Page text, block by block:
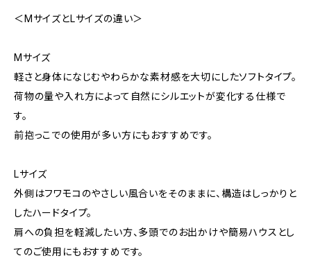
＜MサイズとLサイズの違い＞
Mサイズ
軽さと身体になじむやわらかな素材感を大切にしたソフトタイプ。
荷物の量や入れ方によって自然にシルエットが変化する仕様で
す。
前抱っこでの使用が多い方にもおすすめです。
Lサイズ
外側はフワモコのやさしい風合いをそのままに、構造はしっかりと
したハードタイプ。
肩への負担を軽減したい方、多頭でのお出かけや簡易ハウスとし
てのご使用にもおすすめです。